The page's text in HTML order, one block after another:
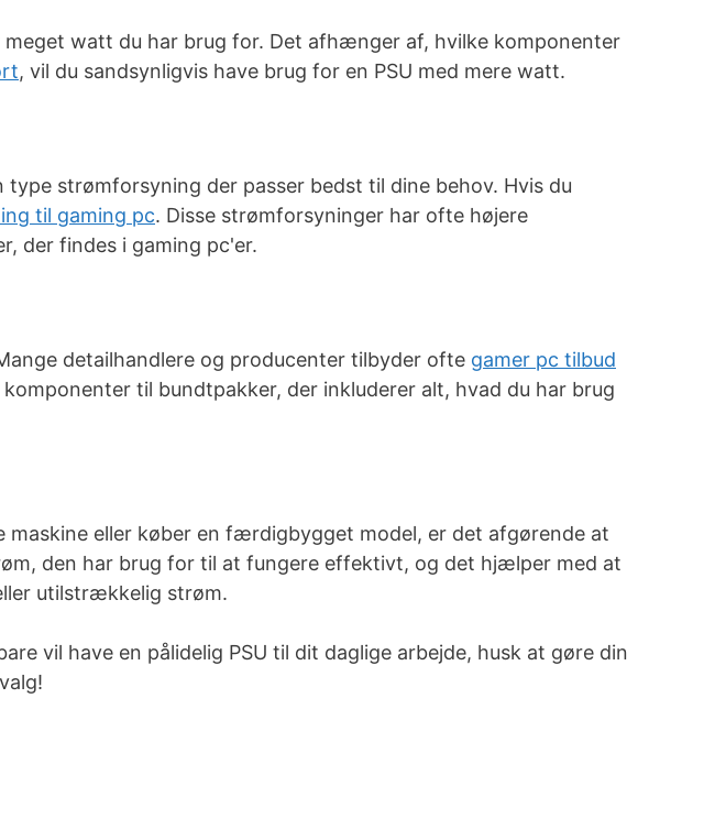
watt du har brug for. Det afhænger af, hvilke komponenter
, vil du sandsynligvis have brug for en PSU med mere watt.
strømforsyning der passer bedst til dine behov. Hvis du
til gaming pc. Disse strømforsyninger har ofte højere
der findes i gaming pc'er.
detailhandlere og producenter tilbyder ofte gamer pc tilbud
til bundtpakker, der inkluderer alt, hvad du har brug
eller køber en færdigbygget model, er det afgørende at
den har brug for til at fungere effektivt, og det hjælper med at
utilstrækkelig strøm.
vil have en pålidelig PSU til dit daglige arbejde, husk at gøre din